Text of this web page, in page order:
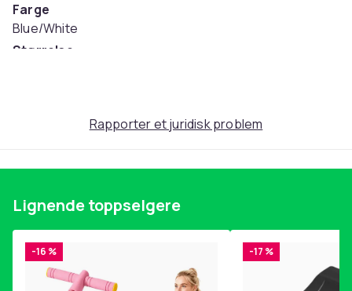
Farge
Blue/White
Størrelse
Rapporter et juridisk problem
Lignende toppselgere
-16 % -17 %